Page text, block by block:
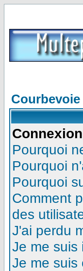
Pourquoi
Pourquoi
Pourquoi
Comment
des
J'ai perdu
Je me suis
Je me suis